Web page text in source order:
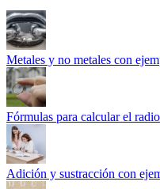
Metales y no metales con
Fórmulas para calcular el
Adición y sustracción con